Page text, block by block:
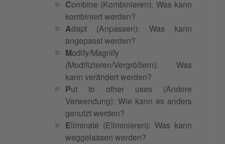
Combine (Kombinieren): Was kann
kombiniert werden?
Adapt (Anpassen): Was kann
angepasst werden?
Modify/Magnify
(Modifizieren/Vergrößern): Was
kann verändert werden?
Put to other uses (Andere
Verwendung): Wie kann es anders
genutzt werden?
Eliminate (Eliminieren): Was kann
weggelassen werden?